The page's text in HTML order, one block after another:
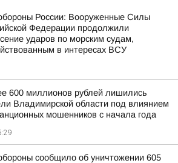
России: Вооруженные Силы
Федерации продолжили
ударов по морским судам,
в интересах ВСУ
600 миллионов рублей лишились
Владимирской области под влиянием
мошенников с начала года
сообщило об уничтожении 605